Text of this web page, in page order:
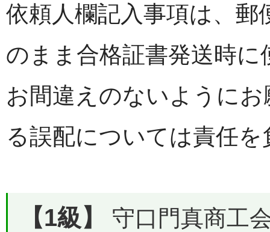
依頼人欄記入事項は、
のまま合格証書発送時
お間違えのないように
る誤配については責任
【1級】 守口門真商工